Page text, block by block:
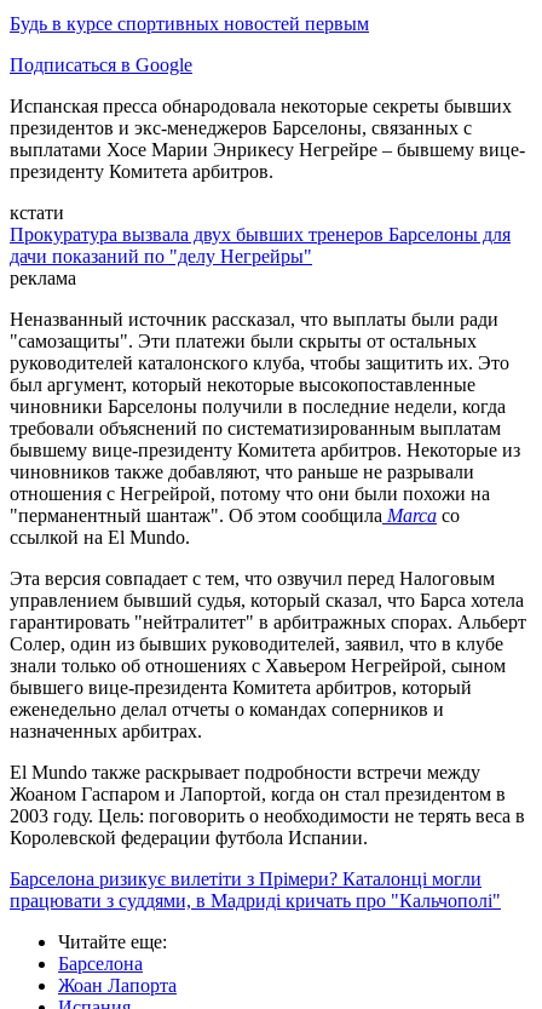
Будь в курсе спортивных новостей первым
Подписаться в Google
Испанская пресса обнародовала некоторые секреты бывших
президентов и экс-менеджеров Барселоны, связанных с
выплатами Хосе Марии Энрикесу Негрейре – бывшему вице-
президенту Комитета арбитров.
кстати
Прокуратура вызвала двух бывших тренеров Барселоны для
дачи показаний по "делу Негрейры"
реклама
Неназванный источник рассказал, что выплаты были ради
"самозащиты". Эти платежи были скрыты от остальных
руководителей каталонского клуба, чтобы защитить их. Это
был аргумент, который некоторые высокопоставленные
чиновники Барселоны получили в последние недели, когда
требовали объяснений по систематизированным выплатам
бывшему вице-президенту Комитета арбитров. Некоторые из
чиновников также добавляют, что раньше не разрывали
отношения с Негрейрой, потому что они были похожи на
"перманентный шантаж". Об этом сообщила Marca со
ссылкой на El Mundo.
Эта версия совпадает с тем, что озвучил перед Налоговым
управлением бывший судья, который сказал, что Барса хотела
гарантировать "нейтралитет" в арбитражных спорах. Альберт
Солер, один из бывших руководителей, заявил, что в клубе
знали только об отношениях с Хавьером Негрейрой, сыном
бывшего вице-президента Комитета арбитров, который
еженедельно делал отчеты о командах соперников и
назначенных арбитрах.
El Mundo также раскрывает подробности встречи между
Жоаном Гаспаром и Лапортой, когда он стал президентом в
2003 году. Цель: поговорить о необходимости не терять веса в
Королевской федерации футбола Испании.
Барселона ризикує вилетіти з Прімери? Каталонці могли
працювати з суддями, в Мадриді кричать про "Кальчополі"
Читайте еще:
Барселона
Жоан Лапорта